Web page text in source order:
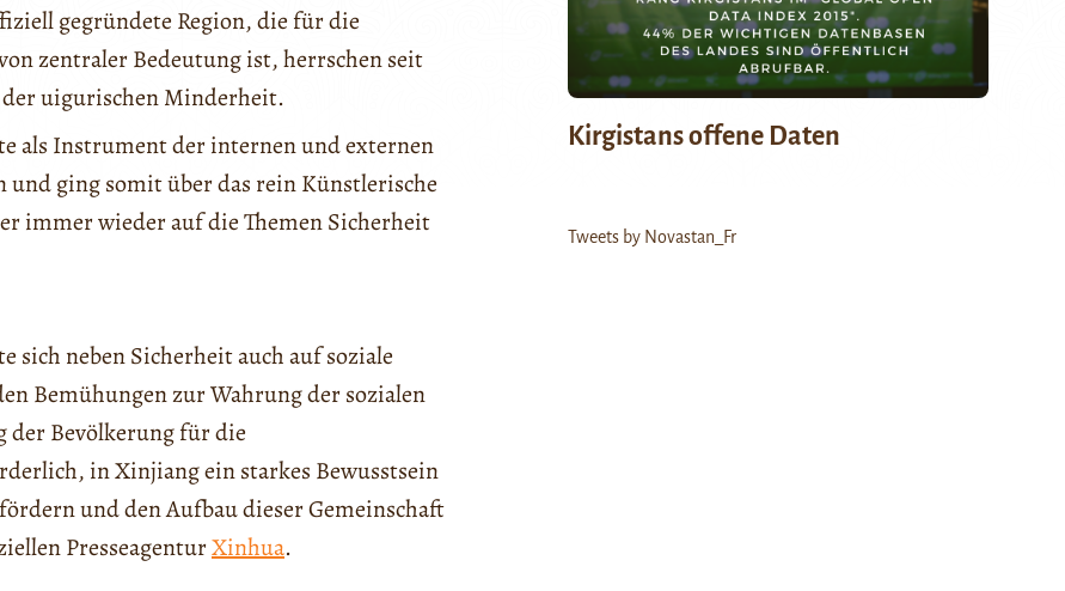
gegründete Region, die für die
zentraler Bedeutung ist, herrschen seit
der uigurischen Minderheit.
als Instrument der internen und externen
ging somit über das rein Künstlerische
immer wieder auf die Themen Sicherheit
sich neben Sicherheit auch auf soziale
Bemühungen zur Wahrung der sozialen
Bevölkerung für die
in Xinjiang ein starkes Bewusstsein
und den Aufbau dieser Gemeinschaft
PresseagenturXinhua.
Kirgistans offene Daten
Tweets by Novastan_Fr